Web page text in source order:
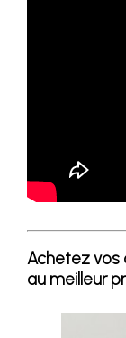
Achetez vos
au meilleur